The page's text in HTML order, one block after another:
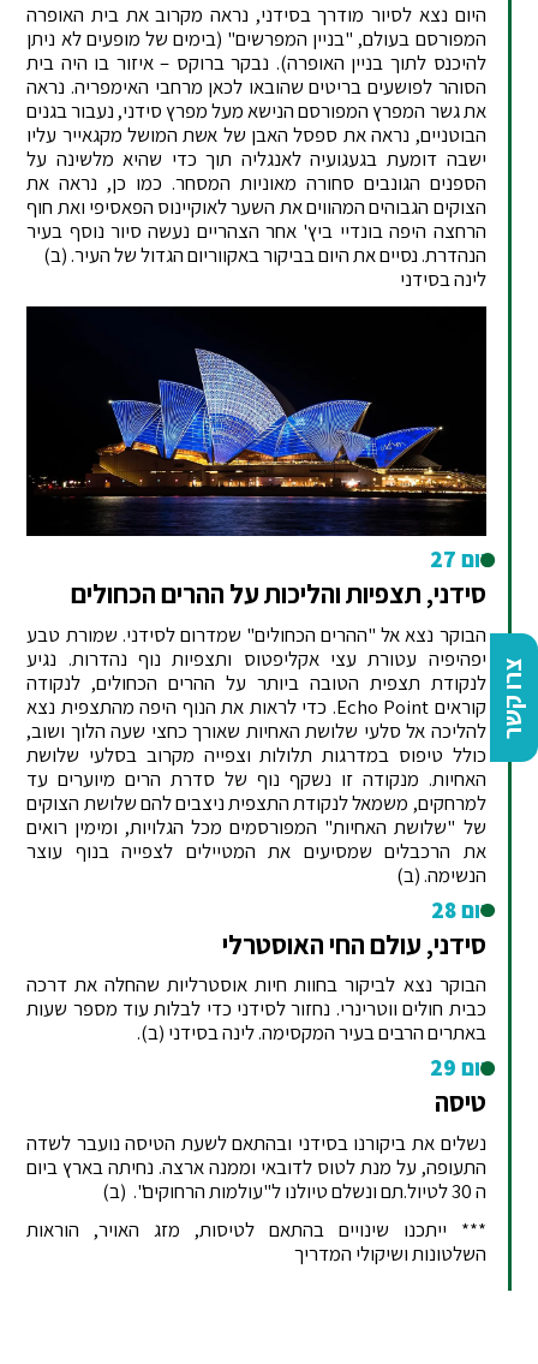
צרו קשר
היום נצא לסיור מודרך בסידני, נראה מקרוב את בית האופרה
המפורסם בעולם, "בניין המפרשים" (בימים של מופעים לא ניתן
להיכנס לתוך בניין האופרה). נבקר ברוקס – איזור בו היה בית
הסוהר לפושעים בריטים שהובאו לכאן מרחבי האימפריה. נראה
את גשר המפרץ המפורסם הנישא מעל מפרץ סידני, נעבור בגנים
הבוטניים, נראה את ספסל האבן של אשת המושל מקגאייר עליו
ישבה דומעת בגעגועיה לאנגליה תוך כדי שהיא מלשינה על
הספנים הגונבים סחורה מאוניות המסחר. כמו כן, נראה את
הצוקים הגבוהים המהווים את השער לאוקיינוס הפאסיפי ואת חוף
הרחצה היפה בונדיי ביץ' אחר הצהריים נעשה סיור נוסף בעיר
הנהדרת. נסיים את היום בביקור באקווריום הגדול של העיר. (ב)
לינה בסידני
יום 27
סידני, תצפיות והליכות על ההרים הכחולים
הבוקר נצא אל "ההרים הכחולים" שמדרום לסידני. שמורת טבע
יפהיפיה עטורת עצי אקליפטוס ותצפיות נוף נהדרות. נגיע
לנקודת תצפית הטובה ביותר על ההרים הכחולים, לנקודה
קוראים Echo Point. כדי לראות את הנוף היפה מהתצפית נצא
להליכה אל סלעי שלושת האחיות שאורך כחצי שעה הלוך ושוב,
כולל טיפוס במדרגות תלולות וצפייה מקרוב בסלעי שלושת
האחיות. מנקודה זו נשקף נוף של סדרת הרים מיוערים עד
למרחקים, משמאל לנקודת התצפית ניצבים להם שלושת הצוקים
של "שלושת האחיות" המפורסמים מכל הגלויות, ומימין רואים
את הרכבלים שמסיעים את המטיילים לצפייה בנוף עוצר
הנשימה. (ב)
יום 28
סידני, עולם החי האוסטרלי
הבוקר נצא לביקור בחוות חיות אוסטרליות שהחלה את דרכה
כבית חולים ווטרינרי. נחזור לסידני כדי לבלות עוד מספר שעות
באתרים הרבים בעיר המקסימה. לינה בסידני (ב).
יום 29
טיסה
נשלים את ביקורנו בסידני ובהתאם לשעת הטיסה נועבר לשדה
התעופה, על מנת לטוס לדובאי וממנה ארצה. נחיתה בארץ ביום
ה 30 לטיול.תם ונשלם טיולנו ל"עולמות הרחוקים". (ב)
*** ייתכנו שינויים בהתאם לטיסות, מזג האויר, הוראות
השלטונות ושיקולי המדריך